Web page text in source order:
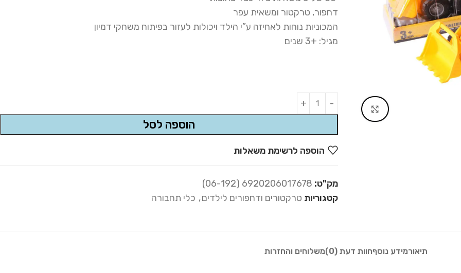
Click to enlarge
דחפור, טרקטור ומשאית עפר
המכוניות נוחות לאחיזה ע”י הילד ויכולות לעזור בפיתוח משחקי דמיון
מגיל: +3 שנים
הוספה לסל
Alternative:
הוספה לרשימת משאלות
מק"ט: 6920206017678 (06-192)
קטגוריות טרקטורים ודחפורים לילדים, כלי תחבורה
תיאורמידע נוסףחוות דעת (0) משלוחים והחזרות